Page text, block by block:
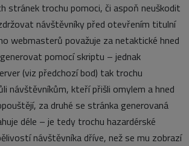
stránek trochu pomoci, či aspoň neuškodit
návštěvníky před otevřením titulní
webmasterů považuje za netaktické hned
pomocí skriptu – jednak
(viz předchozí bod) tak trochu
návštěvníkům, kteří přišli omylem a hned
za druhé se stránka generovaná
déle – je tedy trochu hazardérské
návštěvníka dříve, než se mu zobrazí